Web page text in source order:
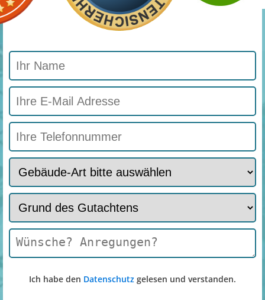
Ich habe den Datenschutz gelesen und verstanden.